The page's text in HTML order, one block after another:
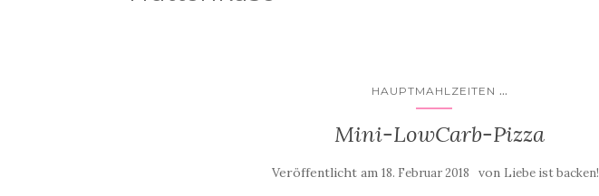
HAUPTMAHLZEITEN ...
Mini-LowCarb-Pizza
Veröffentlicht am 18. Februar 2018 von Liebe ist backen!